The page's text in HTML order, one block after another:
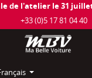
de l'atelier le 31
+33 (0)5 17 81 04 40